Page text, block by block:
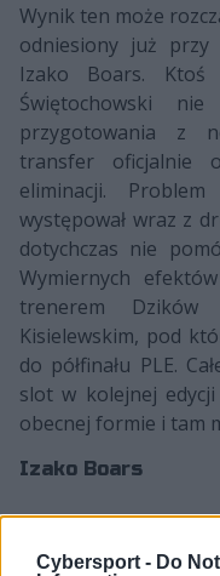
Cybersport - Do
Wynik ten może
odniesiony już przy
Izako Boars. Ktoś
Świętochowski
przygotowania z
transfer oficjalnie
eliminacji.
występował wraz z
dotychczas nie
Wymiernych
trenerem Dzików
Kisielewskim, pod
do półfinału PLE.
slot w kolejnej
obecnej formie i tam
Izako Boars